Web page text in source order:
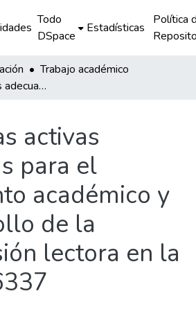
Todo
DSpace
Estadísticas
Política
Trabajo académico
Estrategias activas adecuadas para el rendimiento académico y el desarrollo de la comprensión lectora en la I.E. No. 56337
activas
para el
académico y
de la
lectora en la